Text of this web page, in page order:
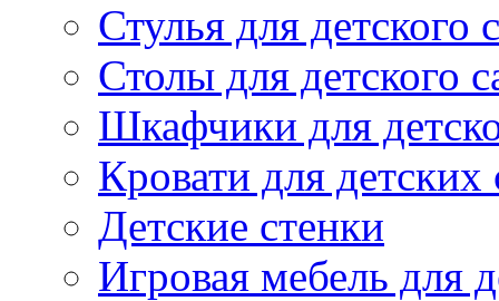
Стулья для детского
Столы для детского
Шкафчики для
Кровати для детских
Детские стенки
Игровая мебель для